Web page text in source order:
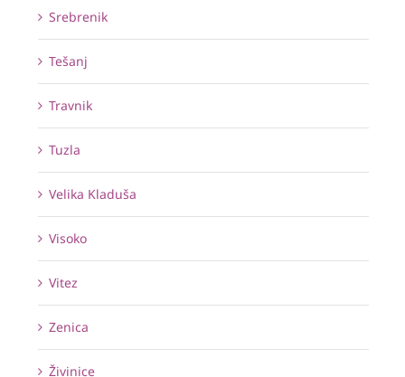
Srebrenik
Tešanj
Travnik
Tuzla
Velika Kladuša
Visoko
Vitez
Zenica
Živinice